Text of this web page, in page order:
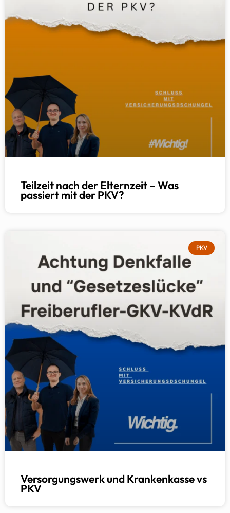
Teilzeit nach der Elternzeit – Was
passiert mit der PKV?
PKV
Versorgungswerk und Krankenkasse vs
PKV